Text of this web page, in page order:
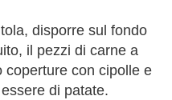
disporre sul fondo
il pezzi di carne a
coperture con cipolle e
di patate.